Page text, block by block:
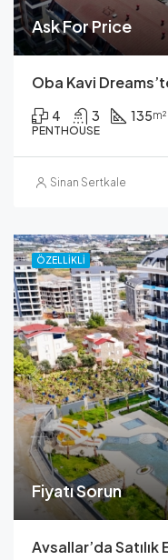
Ask For Price
4 3 135m²
PENTHOUSE
Sinan Sertkale
ÖZELLIKLI
Fiyatı Sorun